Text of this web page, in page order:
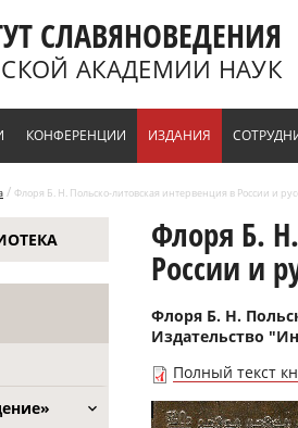
СЛАВЯНОВЕДЕНИЯ
АКАДЕМИИ НАУК
КОНФЕРЕНЦИИ ИЗДАНИЯ
/ Флоря Б. Н. Польско-литовская интервенция в России и
Флоря Б.
России и
Флоря Б. Н.
Издательство
Полный текст